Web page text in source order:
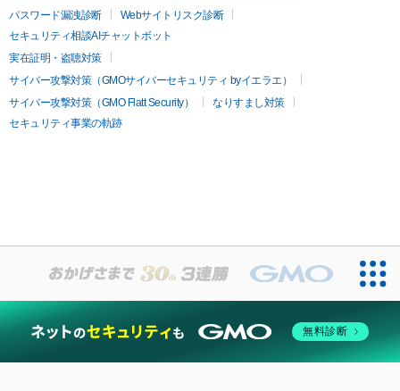
パスワード漏洩診断
Webサイトリスク診断
セキュリティ相談AIチャットボット
実在証明・盗聴対策
サイバー攻撃対策（GMOサイバーセキュリティ byイエラエ）
サイバー攻撃対策（GMO Flatt Security）
なりすまし対策
セキュリティ事業の軌跡
無料診断